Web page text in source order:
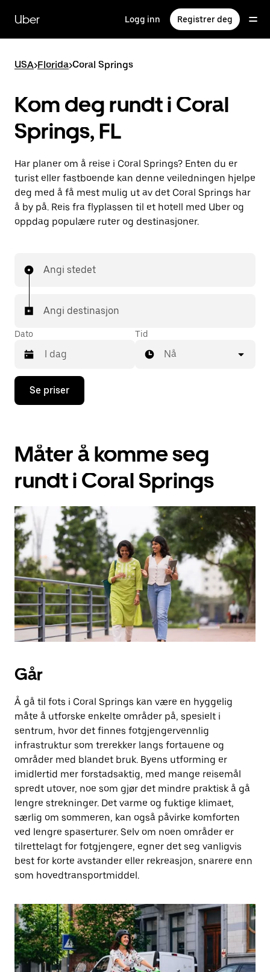
hovedinnholdet
Uber Logg inn Registrer deg
USA>Florida>Coral Springs
Kom deg rundt i Coral
Springs, FL
Har planer om å reise i Coral Springs? Enten du er
turist eller fastboende kan denne veiledningen hjelpe
deg med å få mest mulig ut av det Coral Springs har
å by på. Reis fra flyplassen til et hotell med Uber og
oppdag populære ruter og destinasjoner.
Angi stedet
Angi destinasjon
Dato
Trykk
piltast
åpne
kalenderen
velge
Trykk
på
Esc-
knappen
for
å
lukke
kalenderen.
Tid
Nå
Se priser
Måter å komme seg
rundt i Coral Springs
Går
Å gå til fots i Coral Springs kan være en hyggelig
måte å utforske enkelte områder på, spesielt i
sentrum, hvor det finnes fotgjengervennlig
infrastruktur som trerekker langs fortauene og
områder med blandet bruk. Byens utforming er
imidlertid mer forstadsaktig, med mange reisemål
spredt utover, noe som gjør det mindre praktisk å gå
lengre strekninger. Det varme og fuktige klimaet,
særlig om sommeren, kan også påvirke komforten
ved lengre spaserturer. Selv om noen områder er
tilrettelagt for fotgjengere, egner det seg vanligvis
best for korte avstander eller rekreasjon, snarere enn
som hovedtransportmiddel.